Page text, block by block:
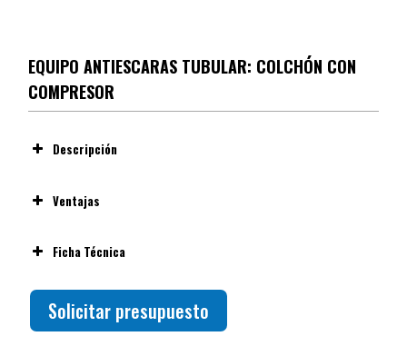
EQUIPO ANTIESCARAS TUBULAR: COLCHÓN CON
COMPRESOR
Descripción
Terapia de alternancia de aire
Ventajas
Ficha Técnica
Solicitar presupuesto